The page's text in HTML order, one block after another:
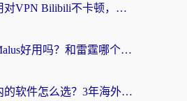
海外党必看：用对VPN Bilibili不卡顿，英国玩国内游戏也丝滑——2026回国加速器选择指南
海外党实测：Malus好用吗？和雷霆哪个好？+ 3款热门加速器深度对比
国外穿越回国内的软件怎么选？3年海外党亲测实用指南，告别地域限制